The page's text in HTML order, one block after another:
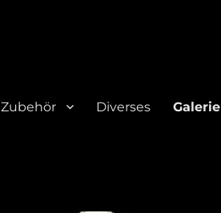
Zubehör Diverses Galerie